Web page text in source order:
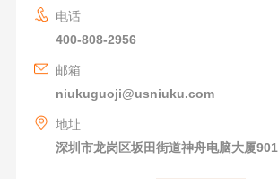
电话
400-808-2956
邮箱
niukuguoji@usniuku.com
地址
深圳市龙岗区坂田街道神舟电脑大厦901